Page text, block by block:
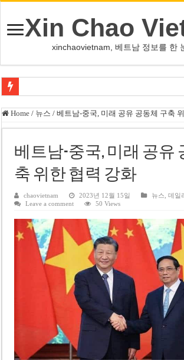
Xin Chao
xinchaovietnam, 베트남 정보를 한
오덕 목사, 32년 베트남 삶 담은 첫 디카시집 ‘한 컷의
베트남 화학·플라스틱 기업 납세 상위 10곳 공개…절
MWG 대표 “올해 이익 목표 9조2천억동, 2~3개월 조
FIFA 인판티노 회장, 유럽 축구계·북미 정치권 불신임
호찌민시, 올해 국경절 연휴 5일 연속 휴무 확정… 8월
우크라이나 전황 1,623일: 키이우, 탄도미사일 요격
호찌민 Đá Đỏ 수로 정비 사업, 2026년 말 완공 목표
미 국방부, 육군 참모총장 임명 난항
조세심판원, 배우 유연석 30억 세금 불복 청구 기각
Home / 뉴스 / 베트남-중국, 미래 공유 공동체 구축
베트남-중국, 미래 공유
축 위한 협력 강화
chaovietnam 2023년 12월 15일 뉴스 ,데일
Leave a comment
50 Views